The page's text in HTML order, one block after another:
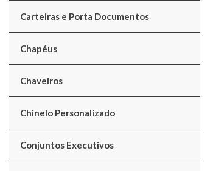
Carteiras e Porta Documentos
Chapéus
Chaveiros
Chinelo Personalizado
Conjuntos Executivos